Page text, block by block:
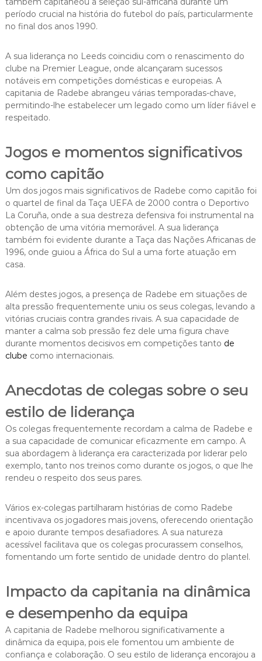
período crucial na história do futebol do país, particularmente
no final dos anos 1990.
A sua liderança no Leeds coincidiu com o renascimento do
clube na Premier League, onde alcançaram sucessos
notáveis em competições domésticas e europeias. A
capitania de Radebe abrangeu várias temporadas-chave,
permitindo-lhe estabelecer um legado como um líder fiável e
respeitado.
Jogos e momentos significativos
como capitão
Um dos jogos mais significativos de Radebe como capitão foi
o quartel de final da Taça UEFA de 2000 contra o Deportivo
La Coruña, onde a sua destreza defensiva foi instrumental na
obtenção de uma vitória memorável. A sua liderança
também foi evidente durante a Taça das Nações Africanas de
1996, onde guiou a África do Sul a uma forte atuação em
casa.
Além destes jogos, a presença de Radebe em situações de
alta pressão frequentemente uniu os seus colegas, levando a
vitórias cruciais contra grandes rivais. A sua capacidade de
manter a calma sob pressão fez dele uma figura chave
durante momentos decisivos em competições tanto de
clube como internacionais.
Anecdotas de colegas sobre o seu
estilo de liderança
Os colegas frequentemente recordam a calma de Radebe e
a sua capacidade de comunicar eficazmente em campo. A
sua abordagem à liderança era caracterizada por liderar pelo
exemplo, tanto nos treinos como durante os jogos, o que lhe
rendeu o respeito dos seus pares.
Vários ex-colegas partilharam histórias de como Radebe
incentivava os jogadores mais jovens, oferecendo orientação
e apoio durante tempos desafiadores. A sua natureza
acessível facilitava que os colegas procurassem conselhos,
fomentando um forte sentido de unidade dentro do plantel.
Impacto da capitania na dinâmica
e desempenho da equipa
A capitania de Radebe melhorou significativamente a
dinâmica da equipa, pois ele fomentou um ambiente de
confiança e colaboração. O seu estilo de liderança encorajou a